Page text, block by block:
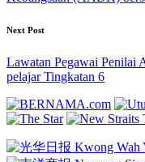
Next Post
Lawatan Pegawai Penilai
pelajar Tingkatan 6